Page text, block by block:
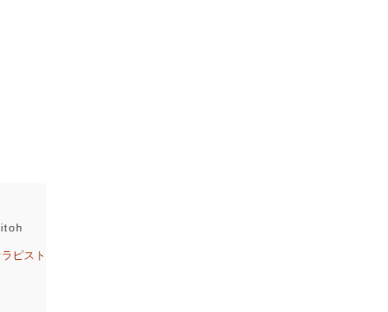
ピスト